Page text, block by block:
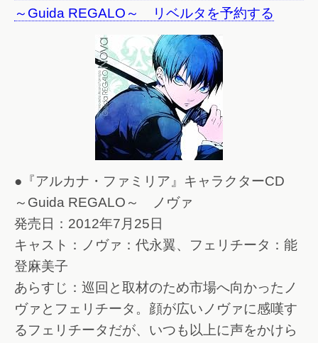
～Guida REGALO～ リベルタを予約する
●『アルカナ・ファミリア』キャラクターCD
～Guida REGALO～ ノヴァ
発売日：2012年7月25日
キャスト：ノヴァ：代永翼、フェリチータ：能
登麻美子
あらすじ：巡回と取材のため市場へ向かったノ
ヴァとフェリチータ。顔が広いノヴァに感嘆す
るフェリチータだが、いつも以上に声をかけら